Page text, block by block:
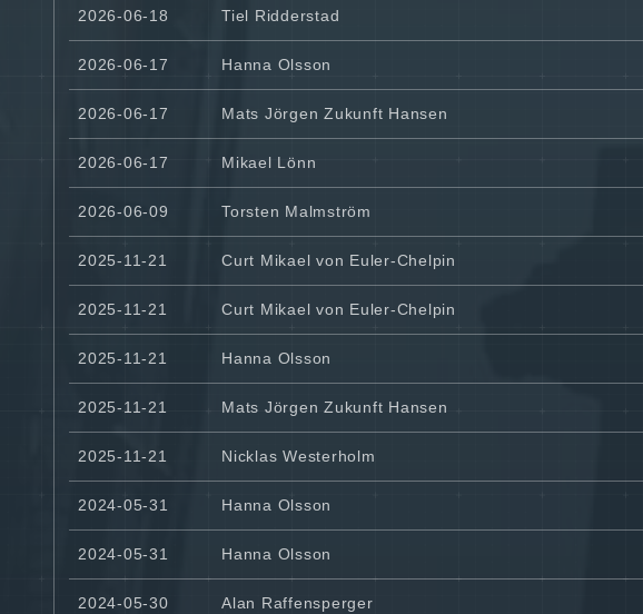
2026-06-18 Tiel Ridderstad
2026-06-17 Hanna Olsson
2026-06-17 Mats Jörgen Zukunft Hansen
2026-06-17 Mikael Lönn
2026-06-09 Torsten Malmström
2025-11-21 Curt Mikael von Euler-Chelpin
2025-11-21 Curt Mikael von Euler-Chelpin
2025-11-21 Hanna Olsson
2025-11-21 Mats Jörgen Zukunft Hansen
2025-11-21 Nicklas Westerholm
2024-05-31 Hanna Olsson
2024-05-31 Hanna Olsson
2024-05-30 Alan Raffensperger